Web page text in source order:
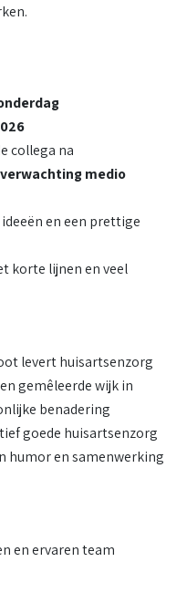
collega na
medio
en een prettige
korte lijnen en veel
levert huisartsenzorg
gemêleerde wijk in
benadering
goede huisartsenzorg
humor en samenwerking
en ervaren team